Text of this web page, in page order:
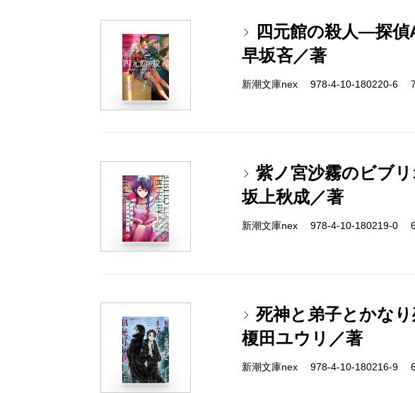
四元館の殺人―探
早坂吝／著
新潮文庫nex 978-4-10-180220-6
紫ノ宮沙霧のビブ
坂上秋成／著
新潮文庫nex 978-4-10-180219-0
死神と弟子とかなり
榎田ユウリ／著
新潮文庫nex 978-4-10-180216-9